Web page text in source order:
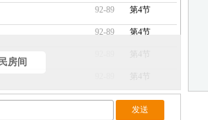
92-89 第4节
92-89 第4节
第4节
第4节
92-89 第4节
房间